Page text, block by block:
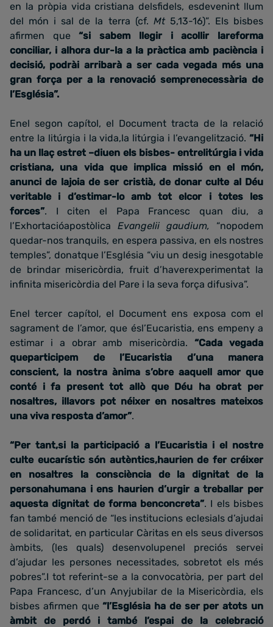
en la pròpia vida cristiana delsfidels, esdevenint llum
del món i sal de la terra (cf. Mt5,13-16)”. Els bisbes
afirmen que“si sabem llegir i acollir lareforma
conciliar, i alhora dur-la a la pràctica amb paciència i
decisió, podrài arribarà a ser cada vegada més una
gran força per a la renovació semprenecessària de
l’Església”.
Enel segon capítol, el Document tracta de la relació
entre la litúrgia i la vida,la litúrgia i l’evangelització. “Hi
ha un llaç estret –diuen els bisbes- entrelitúrgia i vida
cristiana, una vida que implica missió en el món,
anunci de lajoia de ser cristià, de donar culte al Déu
veritable i d’estimar-lo amb tot elcor i totes les
forces”. I citen el Papa Francesc quan diu, a
l’Exhortacióapostòlica Evangelii gaudium, “nopodem
quedar-nos tranquils, en espera passiva, en els nostres
temples”, donatque l’Església “viu un desig inesgotable
de brindar misericòrdia, fruit d’haverexperimentat la
infinita misericòrdia del Pare i la seva força difusiva”.
Enel tercer capítol, el Document ens exposa com el
sagrament de l’amor, que ésl’Eucaristia, ens empeny a
estimar i a obrar amb misericòrdia.“Cada vegada
queparticipem de l’Eucaristia d’una manera
conscient, la nostra ànima s’obre aaquell amor que
conté i fa present tot allò que Déu ha obrat per
nosaltres, illavors pot néixer en nosaltres mateixos
una viva resposta d’amor”.
“Per tant,si la participació a l’Eucaristia i el nostre
culte eucarístic són autèntics,haurien de fer créixer
en nosaltres la consciència de la dignitat de la
personahumana i ens haurien d’urgir a treballar per
aquesta dignitat de forma benconcreta”. I els bisbes
fan també menció de “les institucions eclesials d’ajudai
de solidaritat, en particular Càritas en els seus diversos
àmbits, (les quals) desenvolupenel preciós servei
d’ajudar les persones necessitades, sobretot els més
pobres”.I tot referint-se a la convocatòria, per part del
Papa Francesc, d’un Anyjubilar de la Misericòrdia, els
bisbes afirmen que“l’Església ha de ser per atots un
àmbit de perdó i també l’espai de la celebració